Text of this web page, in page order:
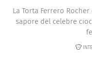
La Torta Ferrero
sapore del celebre